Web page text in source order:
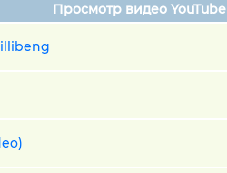
Просмотр видео YouTube